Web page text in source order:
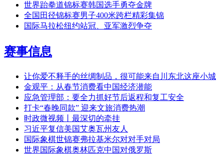
世界跆拳道锦标赛韩国选手勇夺金牌
全国田径锦标赛男子400米跨栏精彩集锦
国际马拉松纽约站冠、亚军激烈争夺
赛事信息
让你爱不释手的丝绸制品，很可能来自川东北这座小城
金观平：从春节消费看中国经济潜能
应急管理部：要全力抓好节后返程和复工安全
打卡“春晚同款” 迎来文旅消费热潮
时政微视频丨最深切的牵挂
习近平复信美国艾奥瓦州友人
国际象棋世锦赛弗拉基米尔对对手对局
世界国际象棋奥林匹克中国对俄罗斯